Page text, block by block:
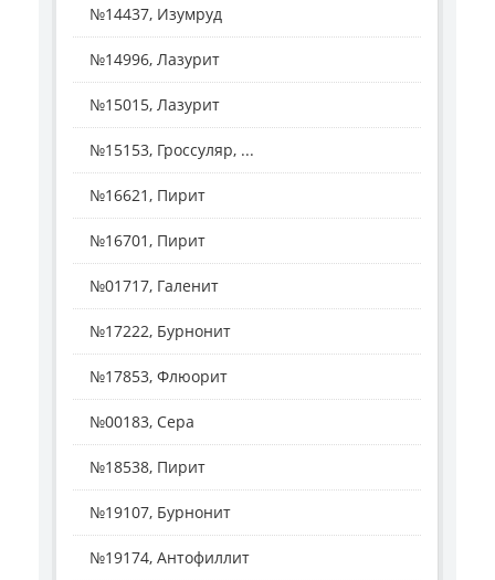
№14437, Изумруд
№14996, Лазурит
№15015, Лазурит
№15153, Гроссуляр, ...
№16621, Пирит
№16701, Пирит
№01717, Галенит
№17222, Бурнонит
№17853, Флюорит
№00183, Сера
№18538, Пирит
№19107, Бурнонит
№19174, Антофиллит